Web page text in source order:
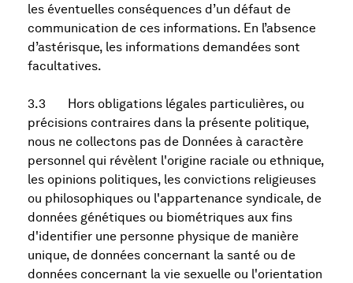
les éventuelles conséquences d’un défaut de
communication de ces informations. En l’absence
d’astérisque, les informations demandées sont
facultatives.
3.3 Hors obligations légales particulières, ou
précisions contraires dans la présente politique,
nous ne collectons pas de Données à caractère
personnel qui révèlent l'origine raciale ou ethnique,
les opinions politiques, les convictions religieuses
ou philosophiques ou l'appartenance syndicale, de
données génétiques ou biométriques aux fins
d'identifier une personne physique de manière
unique, de données concernant la santé ou de
données concernant la vie sexuelle ou l'orientation